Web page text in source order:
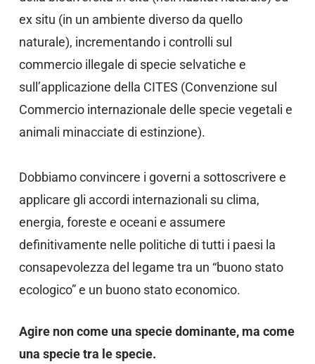
ex situ (in un ambiente diverso da quello
naturale), incrementando i controlli sul
commercio illegale di specie selvatiche e
sull’applicazione della CITES (Convenzione sul
Commercio internazionale delle specie vegetali e
animali minacciate di estinzione).
Dobbiamo convincere i governi a sottoscrivere e
applicare gli accordi internazionali su clima,
energia, foreste e oceani e assumere
definitivamente nelle politiche di tutti i paesi la
consapevolezza del legame tra un “buono stato
ecologico” e un buono stato economico.
Agire non come una specie dominante, ma come
una specie tra le specie.